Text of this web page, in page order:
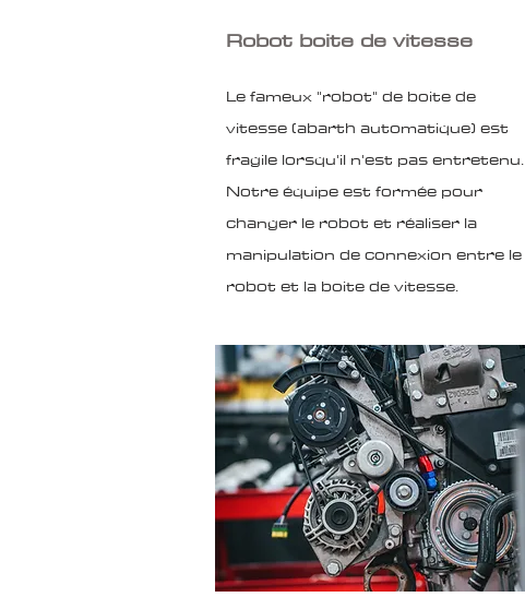
Robot boite de vitesse
Le fameux "robot" de boite de
vitesse (abarth automatique) est
fragile lorsqu'il n'est pas entretenu.
Notre équipe est formée pour
changer le robot et réaliser la
manipulation de connexion entre le
robot et la boite de vitesse.